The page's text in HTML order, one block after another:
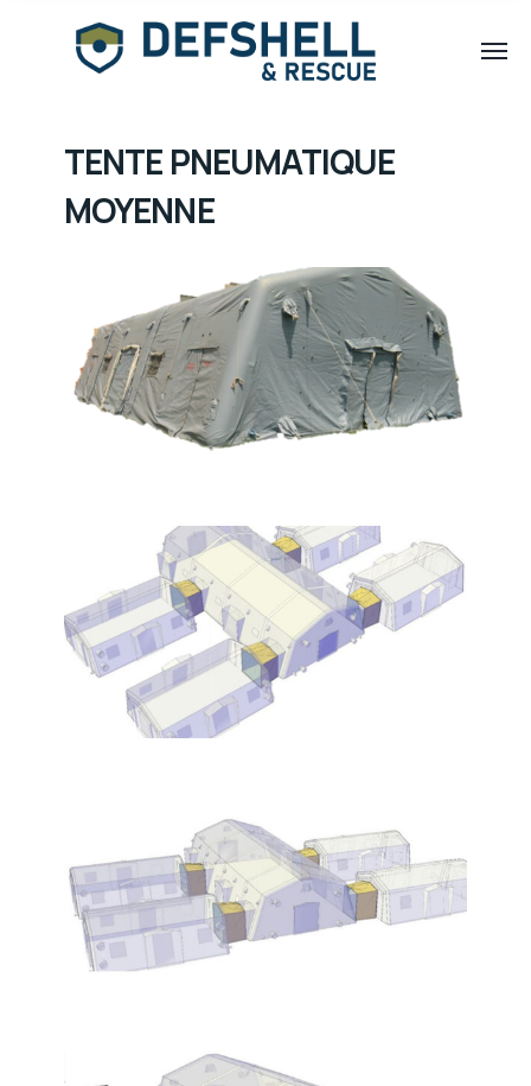
TENTE PNEUMATIQUE
MOYENNE